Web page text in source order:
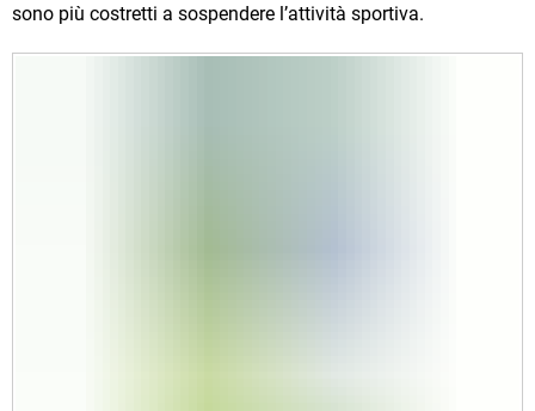
sono più costretti a sospendere l’attività sportiva.